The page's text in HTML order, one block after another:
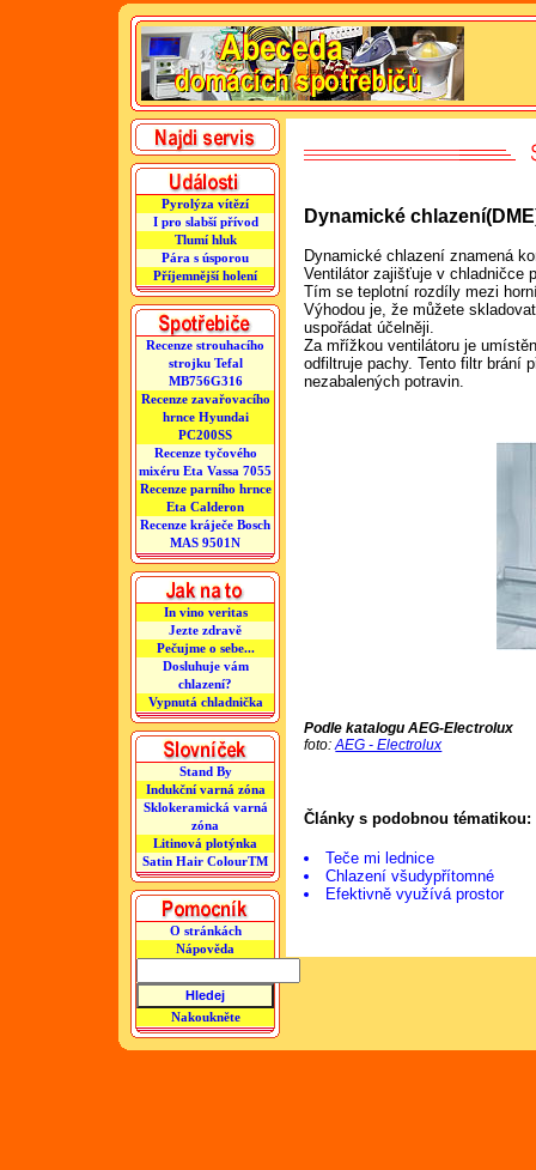
Pyrolýza vítězí
I pro slabší přívod
Tlumí hluk
Pára s úsporou
Příjemnější holení
Recenze strouhacího
strojku Tefal
MB756G316
Recenze zavařovacího
hrnce Hyundai
PC200SS
Recenze tyčového
mixéru Eta Vassa 7055
Recenze parního hrnce
Eta Calderon
Recenze kráječe Bosch
MAS 9501N
In vino veritas
Jezte zdravě
Pečujme o sebe...
Dosluhuje vám
chlazení?
Vypnutá chladnička
Stand By
Indukční varná zóna
Sklokeramická varná
zóna
Litinová plotýnka
Satin Hair ColourTM
O stránkách
Nápověda
Nakoukněte
Dynamické
Dynamické chlazení znamená
Ventilátor zajišťuje v chladničce
Tím se teplotní rozdíly mezi
Výhodou je, že můžete
uspořádat účelněji.
Za mřížkou ventilátoru je
odfiltruje pachy. Tento filtr brání
nezabalených potravin.
Podle katalogu AEG-Electrolux
foto:AEG - Electrolux
Články s podobnou tématikou:
Teče mi lednice
Chlazení všudypřítomné
Efektivně využívá prostor